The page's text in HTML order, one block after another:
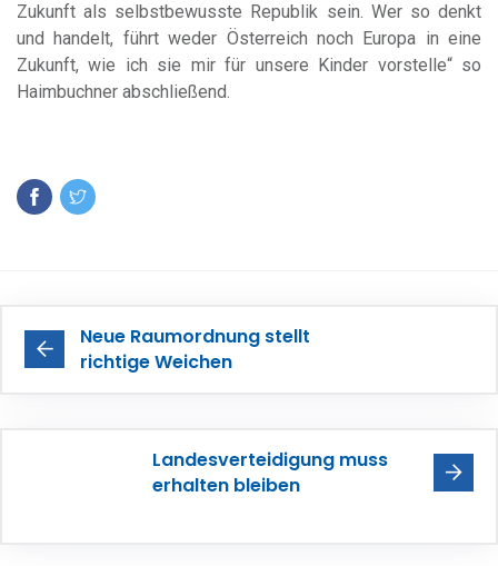
Zukunft als selbstbewusste Republik sein. Wer so denkt
und handelt, führt weder Österreich noch Europa in eine
Zukunft, wie ich sie mir für unsere Kinder vorstelle“ so
Haimbuchner abschließend.
Neue Raumordnung stellt
richtige Weichen
Landesverteidigung muss
erhalten bleiben